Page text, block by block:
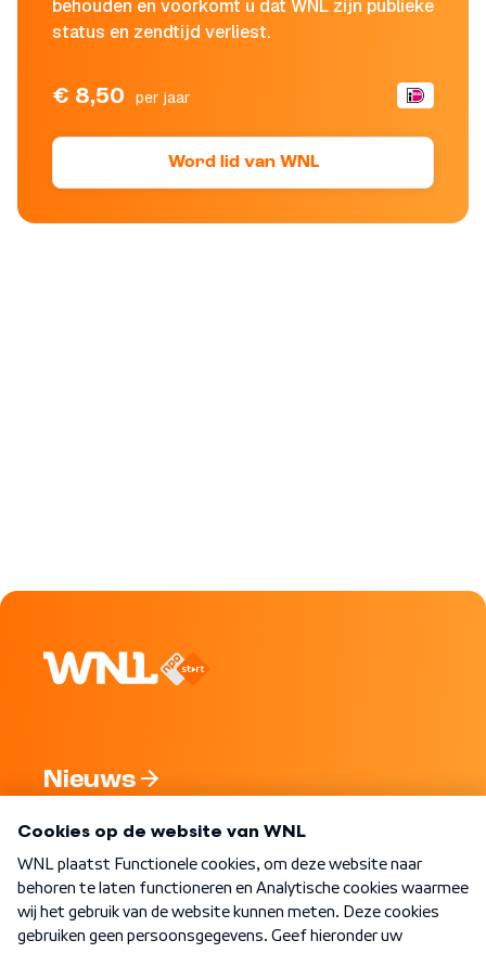
behouden en voorkomt u dat WNL zijn publieke
status en zendtijd verliest.
€ 8,50 per jaar
Word lid van WNL
Nieuws
Nieuwsbrief
Word Lid